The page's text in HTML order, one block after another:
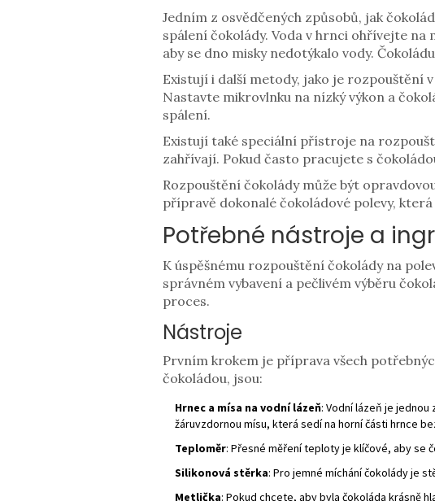
Jedním z osvědčených způsobů, jak
spálení čokolády. Voda v hrnci ohřívejte
aby se dno misky nedotýkalo vody.
Existují i další metody, jako je rozpouštění
Nastavte mikrovlnku na nízký výkon a
spálení.
Existují také speciální přístroje na
zahřívají. Pokud často pracujete s
Rozpouštění čokolády může být
přípravě dokonalé čokoládové polevy,
Potřebné nástroje a
K úspěšnému rozpouštění čokolády na
správném vybavení a pečlivém výběru
proces.
Nástroje
Prvním krokem je příprava všech
čokoládou, jsou:
Hrnec a mísa na vodní lázeň: Vodní lázeň je
žáruvzdornou mísu, která sedí na horní části hrnce
Teploměr: Přesné měření teploty je klíčové, aby se
Silikonová stěrka: Pro jemné míchání čokolády je
Metlička: Pokud chcete, aby byla čokoláda krásně